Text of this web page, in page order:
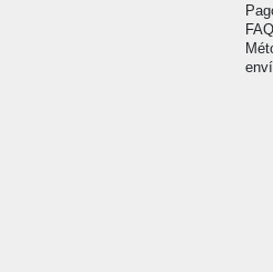
FAQ